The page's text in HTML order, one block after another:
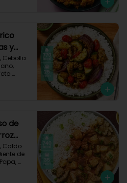
y
Cebolla
de
Caldo
de